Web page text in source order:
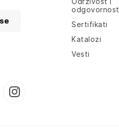
odgovornost
Sertifikati
Katalozi
Vesti